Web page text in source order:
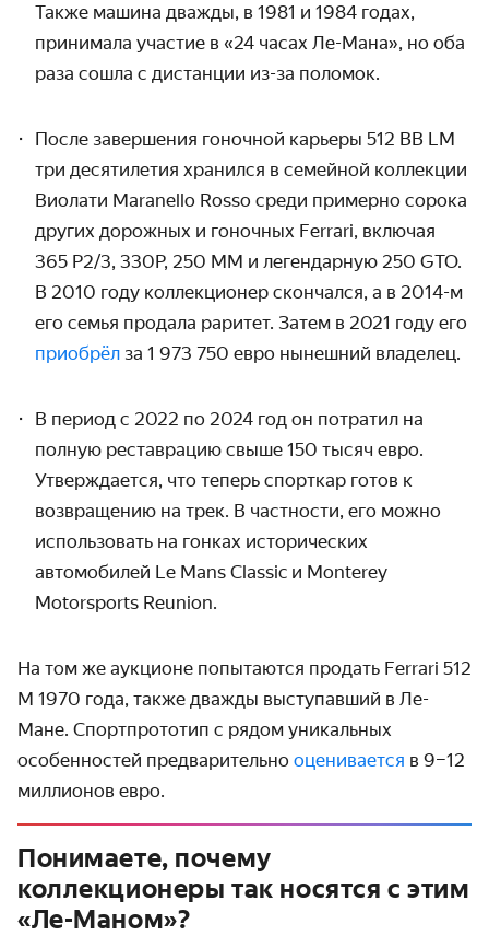
Также машина дважды, в 1981 и 1984 годах,
принимала участие в «24 часах Ле-Мана», но оба
раза сошла с дистанции из-за поломок.
После завершения гоночной карьеры 512 BB LM
три десятилетия хранился в семейной коллекции
Виолати Maranello Rosso среди примерно сорока
других дорожных и гоночных Ferrari, включая
365 P2/3, 330P, 250 MM и легендарную 250 GTO.
В 2010 году коллекционер скончался, а в 2014-м
его семья продала раритет. Затем в 2021 году его
приобрёл за 1 973 750 евро нынешний владелец.
В период с 2022 по 2024 год он потратил на
полную реставрацию свыше 150 тысяч евро.
Утверждается, что теперь спорткар готов к
возвращению на трек. В частности, его можно
использовать на гонках исторических
автомобилей Le Mans Classic и Monterey
Motorsports Reunion.
На том же аукционе попытаются продать Ferrari 512
M 1970 года, также дважды выступавший в Ле-
Мане. Спортпрототип с рядом уникальных
особенностей предварительно оценивается в 9–12
миллионов евро.
Понимаете, почему
коллекционеры так носятся с этим
«Ле-Маном»?